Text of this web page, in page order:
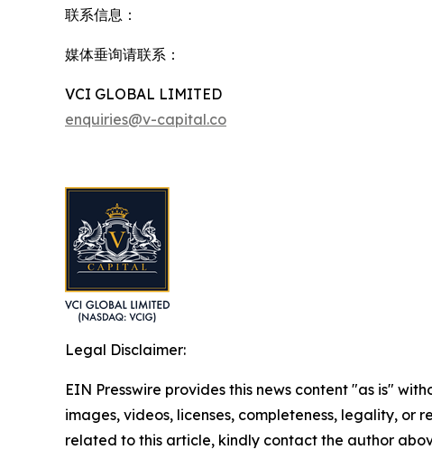
联系信息：
媒体垂询请联系：
VCI GLOBAL LIMITED
enquiries@v-capital.co
Legal Disclaimer:
EIN Presswire provides this news content "as is"
images, videos, licenses, completeness, legality,
related to this article, kindly contact the author